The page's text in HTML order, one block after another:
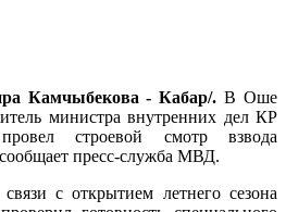
Камчыбекова - Кабар/. В Оше
министра внутренних дел КР
строевой смотр взвода
пресс-служба МВД.
с открытием летнего сезона